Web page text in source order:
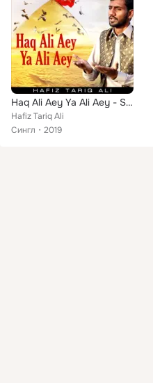
Haq Ali Aey Ya Ali Aey - Single
Hafiz Tariq Ali
Сингл
2019